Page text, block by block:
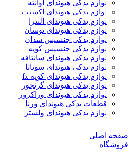
لوازم یدکی هیوندای آوانته
لوازم یدکی هیوندای اکسنت
لوازم یدکی هیوندای النترا
لوازم یدکی هیوندای توسان
لوازم یدکی جنسیس سدان
لوازم یدکی جنسیس کوپه
لوازم یدکی هیوندای سانتافه
لوازم یدکی هیوندای سوناتا
لوازم یدکی هیوندای کوپه fx
لوازم یدکی هیوندای گرنجور
لوازم یدکی هیوندای وراکروز
قطعات یدکی هیوندای ورنا
لوازم یدکی هیوندای ولستر
صفحه اصلی
فروشگاه